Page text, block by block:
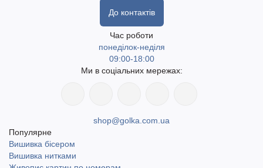
До контактів
Час роботи
понеділок-неділя
09:00-18:00
Ми в соціальних мережах:
shop@golka.com.ua
Популярне
Вишивка бісером
Вишивка нитками